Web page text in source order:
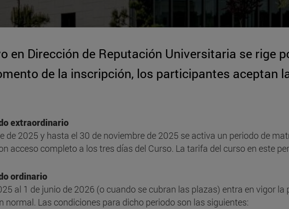
en Dirección de Reputación Universitaria se rige
de la inscripción, los participantes aceptan
extraordinario
de 2025 y hasta el 30 de noviembre de 2025 se activa un periodo de
acceso completo a los tres días del Curso. La tarifa del curso en este
ordinario
al 1 de junio de 2026 (o cuando se cubran las plazas) entra en vigor
normal. Las condiciones para dicho periodo son las siguientes: